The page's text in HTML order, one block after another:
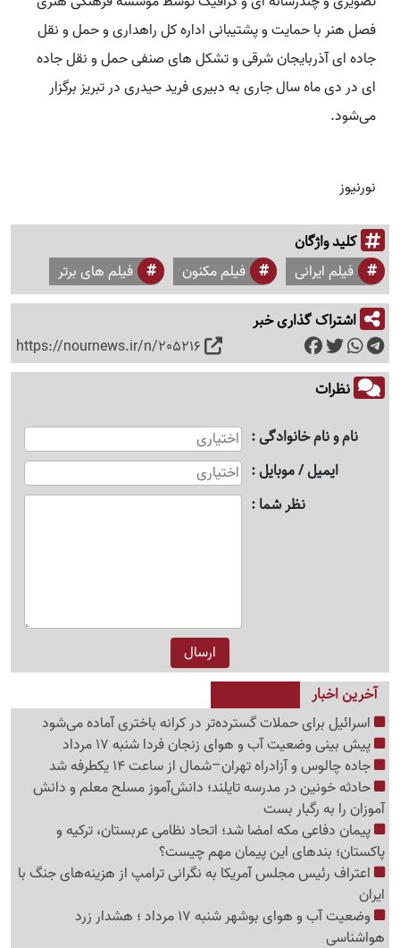
فصل هنر ‌با حمایت و پشتیبانی اداره کل راهداری و حمل و نقل
جاده ای آذربایجان شرقی و تشکل های صنفی حمل و نقل جاده
ای در دی ماه سال جاری به دبیری فرید حیدری در تبریز برگزار
می‌شود.
نورنیوز
کلید واژگان
فیلم ایرانی فیلم مکنون فیلم های برتر
اشتراک گذاری خبر
https://nournews.ir/n/205216
نظرات
نام و نام خانوادگی
ایمیل / موبایل
نظر شما
آخرین اخبار
اسرائیل برای حملات گسترده‌تر در کرانه باختری آماده می‌شود
پیش بینی وضعیت آب و هوای زنجان فردا شنبه 17 مرداد
جاده چالوس و آزادراه تهران–شمال از ساعت 14 یکطرفه شد
حادثه خونین در مدرسه تایلند؛ دانش‌آموز مسلح معلم و دانش
آموزان را به رگبار بست
پیمان دفاعی مکه امضا شد؛ اتحاد نظامی عربستان، ترکیه و
پاکستان؛ بندهای این پیمان مهم چیست؟
اعتراف رئیس مجلس آمریکا به نگرانی ترامپ از هزینه‌های جنگ با
ایران
وضعیت آب و هوای بوشهر شنبه 17 مرداد ؛ هشدار زرد
هواشناسی